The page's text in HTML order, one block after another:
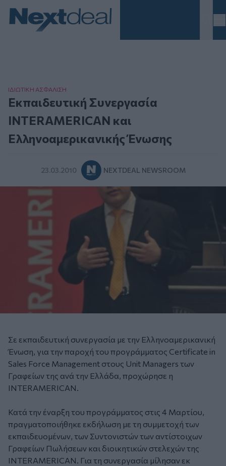
ΙΔΙΩΤΙΚΗ ΑΣΦAΛΙΣΗ
Εκπαιδευτική Συνεργασία
INTERAMERICAN και
Ελληνοαμερικανικής Ένωσης
23.03.2010 NEXTDEAL NEWSROOM
Σε εκπαιδευτική συνεργασία με την Ελληνοαμερικανική
Ένωση, για την παροχή του προγράμματος Certificate in
Sales Force Management στους Unit Managers των
Γραφείων της ανά την Ελλάδα, προχώρησε η
INTERAMERICAN.
Κατά την έναρξη του προγράμματος στις 4 Μαρτίου,
πραγματοποιήθηκε εκδήλωση με τη συμμετοχή των
εκπαιδευομένων, των Συντονιστών των αντίστοιχων
Γραφείων Πωλήσεων και διοικητικών στελεχών της
INTERAMERICAN. Για τη συνεργασία μίλησαν εκ